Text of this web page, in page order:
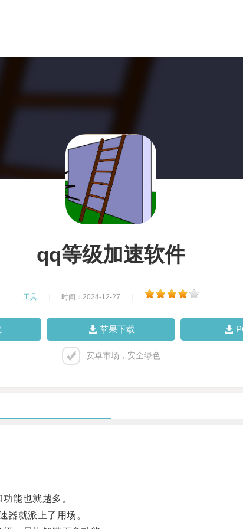
qq等级加速软件
工具 时间：2024-12-27
苹果下载
安卓市场，安全绿色
能也就越多。
就派上了用场。